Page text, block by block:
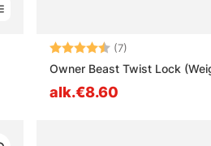
Arvio: (7)
Owner Beast Twist Lock
alk.€8.60